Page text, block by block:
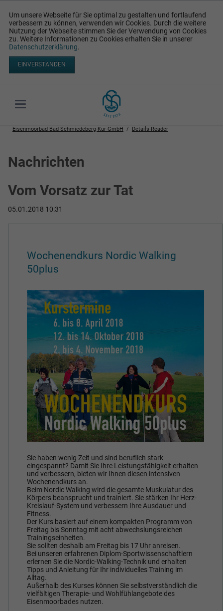
Um unsere Webseite für Sie optimal zu gestalten und fortlaufend
verbessern zu können, verwenden wir Cookies. Durch die weitere
Nutzung der Webseite stimmen Sie der Verwendung von Cookies
zu. Weitere Informationen zu Cookies erhalten Sie in unserer
Datenschutzerklärung.
EINVERSTANDEN
Eisenmoorbad Bad Schmiedeberg-Kur-GmbH Details-Reader
Nachrichten
Vom Vorsatz zur Tat
05.01.2018 10:31
Wochenendkurs Nordic Walking
50plus
Sie haben wenig Zeit und sind beruflich stark
eingespannt? Damit Sie Ihre Leistungsfähigkeit erhalten
und verbessern, bieten wir Ihnen diesen intensiven
Wochenendkurs an.
Beim Nordic Walking wird die gesamte Muskulatur des
Körpers beansprucht und trainiert. Sie stärken Ihr Herz-
Kreislauf-System und verbessern Ihre Ausdauer und
Fitness.
Der Kurs basiert auf einem kompakten Programm von
Freitag bis Sonntag mit acht abwechslungsreichen
Trainingseinheiten.
Sie sollten deshalb am Freitag bis 17 Uhr anreisen.
Bei unseren erfahrenen Diplom-Sportwissenschaftlern
erlernen Sie die Nordic-Walking-Technik und erhalten
Tipps und Anleitung für Ihr individuelles Training im
Alltag.
Außerhalb des Kurses können Sie selbstverständlich die
vielfältigen Therapie- und Wohlfühlangebote des
Eisenmoorbades nutzen.